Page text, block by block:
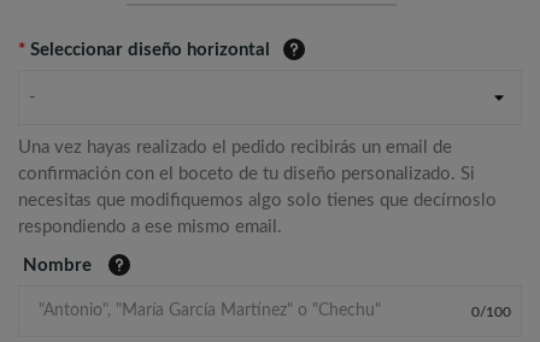
* Seleccionar diseño horizontal
-
Una vez hayas realizado el pedido recibirás un email de
confirmación con el boceto de tu diseño personalizado. Si
necesitas que modifiquemos algo solo tienes que decírnoslo
respondiendo a ese mismo email.
Nombre
0/100